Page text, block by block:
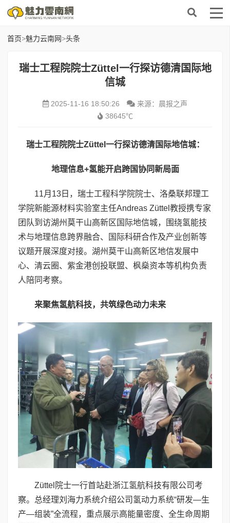
首页>魅力云南网>头条
瑞士工程院院士Züttel一行探访德清国际地
信城
2025-11-16 18:50:26
来源：晨报之声
38645℃
瑞士工程院院士Züttel 一行探访德清国际地信城：
地理信息+氢能开启跨国协同新局面
11月13日，瑞士工程科学院院士、洛桑联邦理工
学院新能源材料实验室主任Andreas Züttel教授携专家
团队到访湖州莫干山高新区国际地信城，围绕氢能技
术与地理信息跨界融合、国际科研合作及产业创新等
议题开展深度对接。湖州莫干山高新区地信发展中
心、清云圈、紫金港创投联盟、枫燊资本等机构负责
人陪同考察。
来聚焦氢航科技，共筑绿色动力未来
Züttel院士一行首站赴浙江氢航科技有限公司考
察。总经理刘海力系统介绍公司氢动力系统“研发—生
产—组装”全流程，重点展示高能量密度、全生命周期